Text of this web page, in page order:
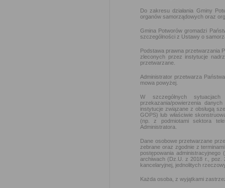
Do zakresu działania Gminy
organów samorządowych oraz
Gmina Potworów gromadzi
szczególności z Ustawy o
Podstawa prawna przetwarzania
zleconych przez instytucje
przetwarzane.
Administrator przetwarza
mowa powyżej.
W szczególnych sytuacjach
przekazania/powierzenia
instytucje związane z obsługą
GOPS) lub właściwie
(np. z podmiotami sektora
Administratora.
Dane osobowe przetwarzane
zebrane oraz zgodnie z
postępowania
archiwach (Dz.U. z 2018 r., poz.
kancelaryjnej, jednolitych
Każda osoba, z wyjątkami